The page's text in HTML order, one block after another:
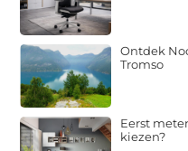
Ontdek
Tromso
Eerst
kiezen?